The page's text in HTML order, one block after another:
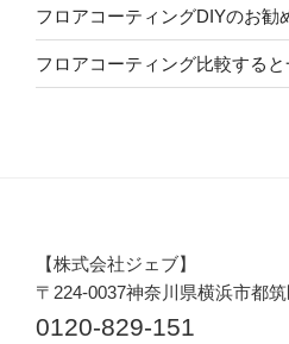
フロアコーティングDIYのお勧
フロアコーティング比較する
【株式会社ジェブ】
〒224-0037神奈川県横浜市都
0120-829-151